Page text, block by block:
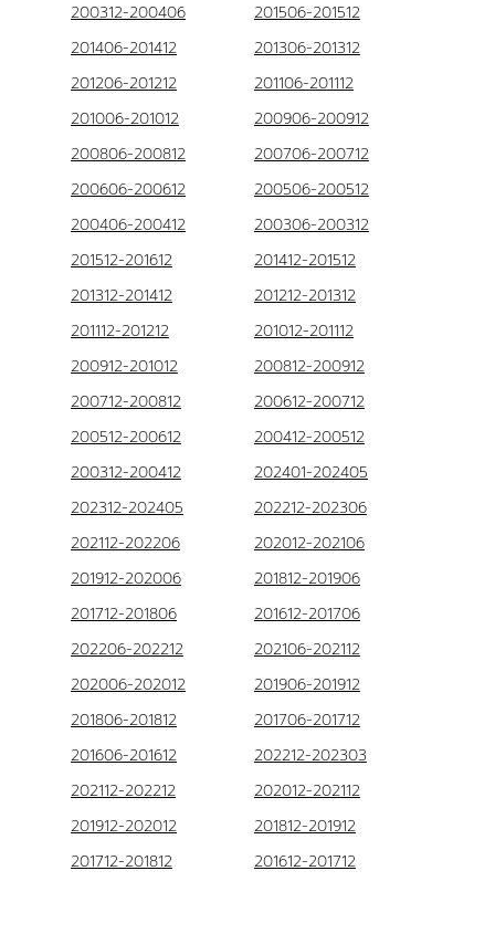
200312-200406
201506-201512
201406-201412
201306-201312
201206-201212
201106-201112
201006-201012
200906-200912
200806-200812
200706-200712
200606-200612
200506-200512
200406-200412
200306-200312
201512-201612
201412-201512
201312-201412
201212-201312
201112-201212
201012-201112
200912-201012
200812-200912
200712-200812
200612-200712
200512-200612
200412-200512
200312-200412
202401-202405
202312-202405
202212-202306
202112-202206
202012-202106
201912-202006
201812-201906
201712-201806
201612-201706
202206-202212
202106-202112
202006-202012
201906-201912
201806-201812
201706-201712
201606-201612
202212-202303
202112-202212
202012-202112
201912-202012
201812-201912
201712-201812
201612-201712